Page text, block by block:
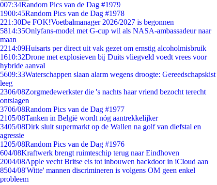
007:34Random Pics van de Dag #1979
1900:45Random Pics van de Dag #1978
221:30De FOK!Voetbalmanager 2026/2027 is begonnen
5814:35Onlyfans-model met G-cup wil als NASA-ambassadeur naar
maan
2214:09Huisarts per direct uit vak gezet om ernstig alcoholmisbruik
1610:32Drone met explosieven bij Duits vliegveld voedt vrees voor
hybride aanval
5609:33Waterschappen slaan alarm wegens droogte: Gereedschapskist
leeg
2306/08Zorgmedewerkster die 's nachts haar vriend bezocht terecht
ontslagen
3706/08Random Pics van de Dag #1977
2105/08Tanken in België wordt nóg aantrekkelijker
3405/08Dirk sluit supermarkt op de Wallen na golf van diefstal en
agressie
1205/08Random Pics van de Dag #1976
604/08Kraftwerk brengt ruimteschip terug naar Eindhoven
2004/08Apple vecht Britse eis tot inbouwen backdoor in iCloud aan
8504/08'Witte' mannen discrimineren is volgens OM geen enkel
probleem